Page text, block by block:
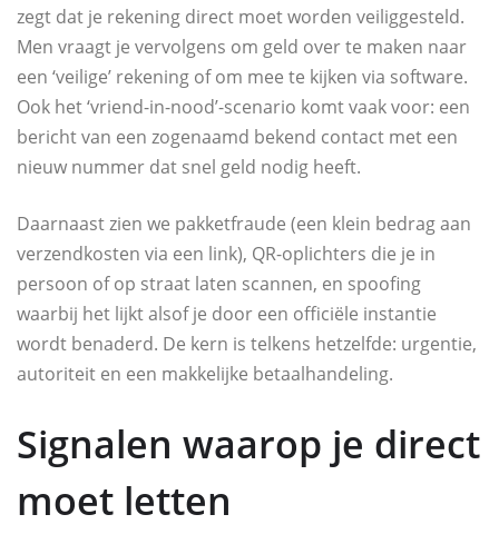
zegt dat je rekening direct moet worden veiliggesteld.
Men vraagt je vervolgens om geld over te maken naar
een ‘veilige’ rekening of om mee te kijken via software.
Ook het ‘vriend-in-nood’-scenario komt vaak voor: een
bericht van een zogenaamd bekend contact met een
nieuw nummer dat snel geld nodig heeft.
Daarnaast zien we pakketfraude (een klein bedrag aan
verzendkosten via een link), QR-oplichters die je in
persoon of op straat laten scannen, en spoofing
waarbij het lijkt alsof je door een officiële instantie
wordt benaderd. De kern is telkens hetzelfde: urgentie,
autoriteit en een makkelijke betaalhandeling.
Signalen waarop je direct
moet letten